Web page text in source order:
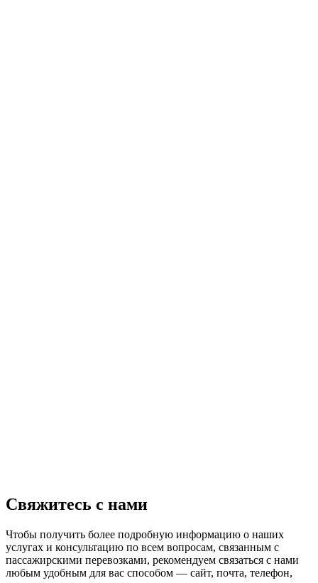
Свяжитесь с нами
Чтобы получить более подробную информацию о наших
услугах и консультацию по всем вопросам, связанным с
пассажирскими перевозками, рекомендуем связаться с нами
любым удобным для вас способом — сайт, почта, телефон,